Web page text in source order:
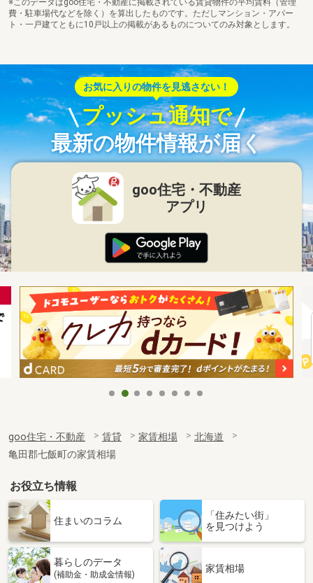
費・駐車場代などを除く）を算出したものです。ただしマンション・アパー
ト・一戸建てともに10戸以上の掲載があるものについてのみ対象とします。
お気に入りの物件を見逃さない！
プッシュ通知で
最新の物件情報が届く
goo住宅・不動産
アプリ
goo住宅・不動産 賃貸 家賃相場
北海道
亀田郡七飯町の家賃相場
お役立ち情報
住まいのコラム
「住みたい街」
を見つけよう
暮らしのデータ
(補助金・助成金情報)
家賃相場